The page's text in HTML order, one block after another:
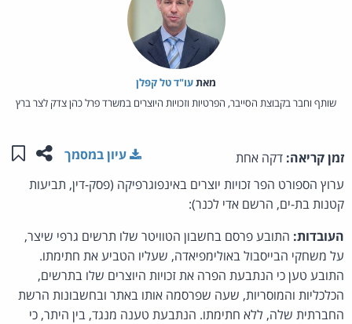
מאת‏עו"ד טל קפלן
שותף וחבר בקבוצת הסייבר, הפרטיות וזכויות היוצרים במשרד פרל כהן צדק לצר ברץ
זמן קריאה: דקה אחת שתפו
עיון במסמך
ערוץ הספורט הפר זכויות יוצרים באינפוגרפיקה (פסק-דין, תביעות
קטנות בת-ים, הרשם אדי לכנר):
העובדות: התובע פרסם בחשבון הטוויטר שלו תרשים גרפי שיצר,
על משחקי הבייסבול באולימפיאדה, שעליו הטביע את חתימתו.
התובע טען כי הנתבעת הפרה את זכויות היוצרים שלו בתרשים,
הכלכליות והמוסריות, שעה שפרסמה אותו באתר ובחשבונות הרשת
החברתית שלה, ללא חתימתו. הנתבעת טענה מנגד, בין היתר, כי